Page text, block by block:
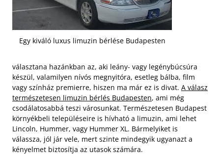
Egy kiváló luxus limuzin bérlése Budapesten
választana hazánkban az, aki leány- vagy legénybúcsúra
készül, valamilyen nívós megnyitóra, esetleg bálba, film
vagy színház premierre, hiszen ma már ez is divat. A válasz
természetesen limuzin bérlés Budapesten, ami még
csodálatosabbá teszi városunkat. Természetesen Budapest
környékbeli településeire is hívható a limuzin, ami lehet
Lincoln, Hummer, vagy Hummer XL. Bármelyiket is
válassza, jól jár vele, mert szinte mindegyik ugyanazt a
kényelmet biztosítja az utasok számára.